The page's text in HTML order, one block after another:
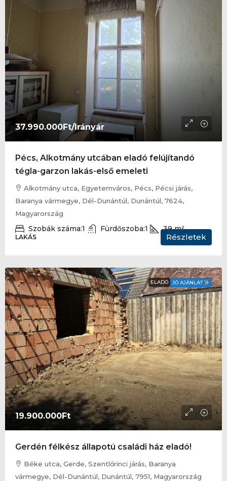
37.990.000Ft/Irányár
Pécs, Alkotmány utcában eladó felújítandó
tégla-garzon lakás-első emeleti
Alkotmány utca, Egyetemváros, Pécs, Pécsi járás,
Baranya vármegye, Dél-Dunántúl, Dunántúl, 7624,
Magyarország
Szobák száma:1 Fürdőszoba:1 39 m²
LAKÁS Részletek
ELADÓ JÓ AJÁNLAT
19.900.000Ft
Gerdén félkész állapotú családi ház eladó!
Béke utca, Gerde, Szentlőrinci járás, Baranya
vármegye, Dél-Dunántúl, Dunántúl, 7951, Magyarország